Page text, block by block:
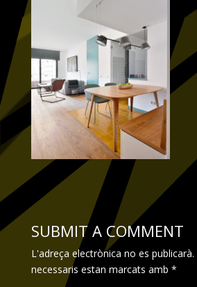
SUBMIT A COMMENT
L'adreça electrònica no es publicarà.
necessaris estan marcats amb *